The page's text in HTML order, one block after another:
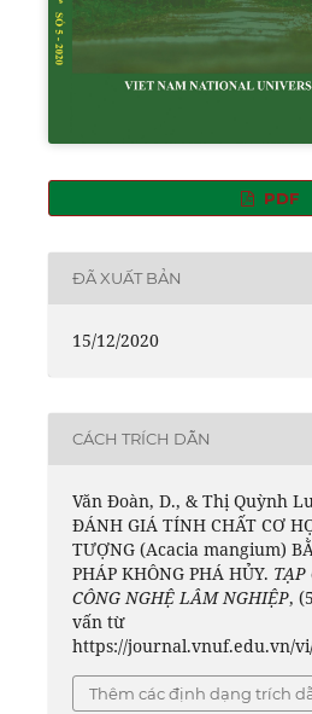
PDF
ĐÃ XUẤT BẢN
15/12/2020
CÁCH TRÍCH DẪN
Văn Đoàn, D., & Thị Quỳnh
ĐÁNH GIÁ TÍNH CHẤT CƠ
TƯỢNG (Acacia mangium)
PHÁP KHÔNG PHÁ HỦY. TẠP
CÔNG NGHỆ LÂM NGHIỆP,
vấn từ
https://journal.vnuf.edu.vn/
Thêm các định dạng trích